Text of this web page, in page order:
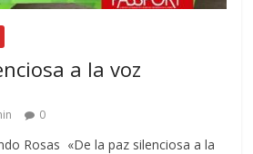
a la voz
0
Rosas «De la paz silenciosa a la